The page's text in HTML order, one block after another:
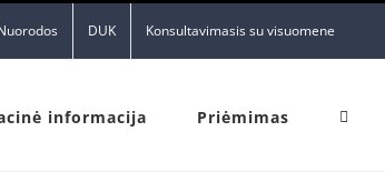
DUK Konsultavimasis su visuomene
informacija Priėmimas